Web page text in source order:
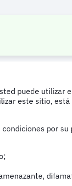
puede utilizar
este sitio,
por su